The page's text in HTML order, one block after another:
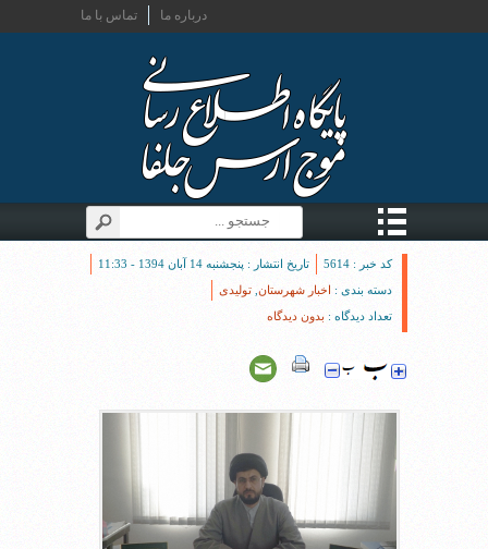
تماس با ما درباره ما
کد خبر : 5614
تاریخ انتشار : پنجشنبه 14 آبان 1394 - 11:33
دسته بندی : اخبار شهرستان تولیدی
تعداد دیدگاه : بدون دیدگاه